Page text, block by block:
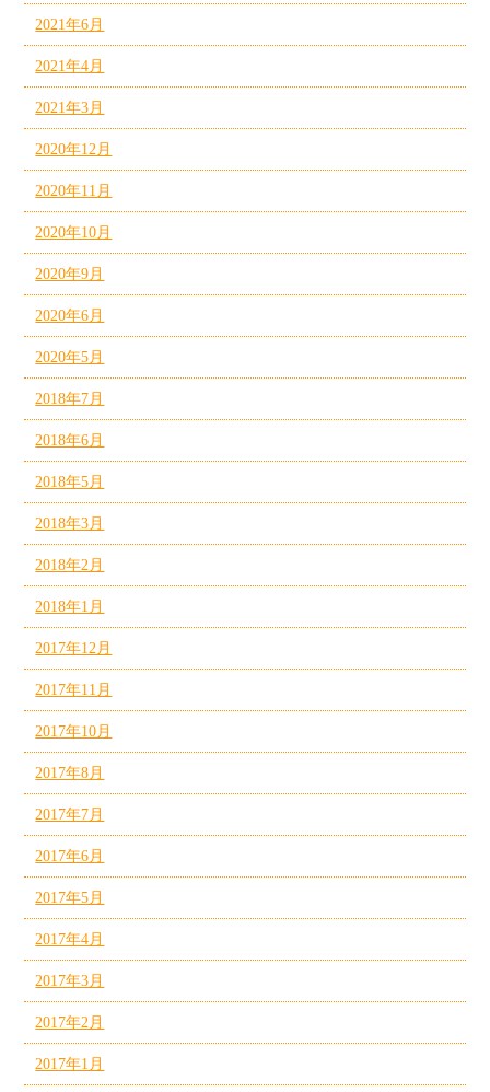
2021年6月
2021年4月
2021年3月
2020年12月
2020年11月
2020年10月
2020年9月
2020年6月
2020年5月
2018年7月
2018年6月
2018年5月
2018年3月
2018年2月
2018年1月
2017年12月
2017年11月
2017年10月
2017年8月
2017年7月
2017年6月
2017年5月
2017年4月
2017年3月
2017年2月
2017年1月